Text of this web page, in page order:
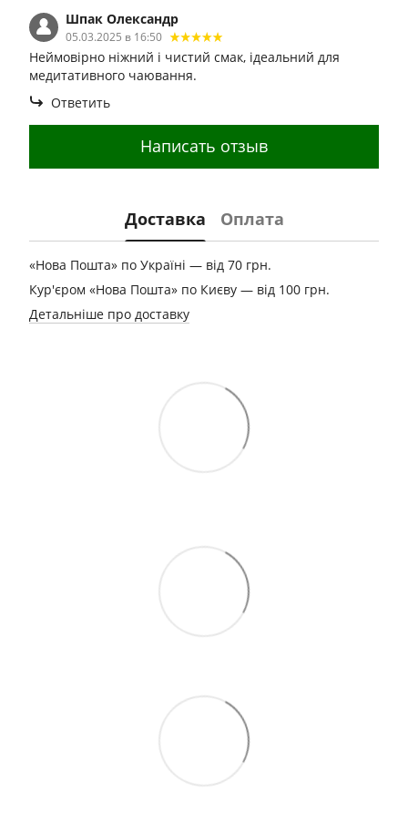
Шпак Олександр
05.03.2025 в 16:50
Неймовірно ніжний і чистий смак, ідеальний для
медитативного чаювання.
Ответить
Написать отзыв
Доставка Оплата
«Нова Пошта» по Україні — від 70 грн.
Кур'єром «Нова Пошта» по Києву — від 100 грн.
Детальніше про доставку